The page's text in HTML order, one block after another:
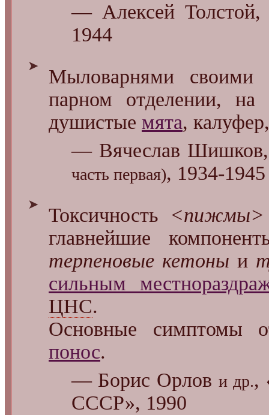
— Алексей Толстой,
1944
➤
Мыловарнями своими
парном отделении, на
душистые мята,
— Вячеслав
часть первая), 1934-1945
➤ Токсичность <пижмы>
главнейшие
терпеновые кетоны и
сильным
ЦНС.
Основные симптомы
понос.
— Борис Орлови др.,
СССР», 1990